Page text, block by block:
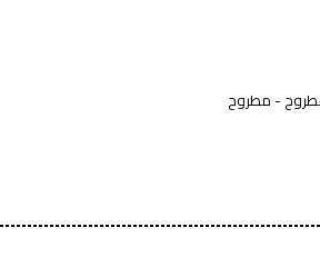
- مطروح